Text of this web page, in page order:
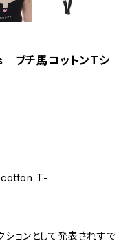
チ馬コットンTシ
T-
ションとして発表されすで